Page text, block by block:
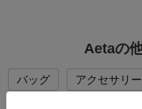
Aetaの
バッグ アクセサリー